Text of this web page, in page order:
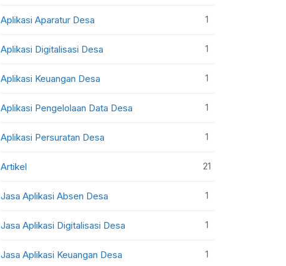
Aplikasi Aparatur Desa 1
Aplikasi Digitalisasi Desa 1
Aplikasi Keuangan Desa 1
Aplikasi Pengelolaan Data Desa 1
Aplikasi Persuratan Desa 1
Artikel 21
Jasa Aplikasi Absen Desa 1
Jasa Aplikasi Digitalisasi Desa 1
Jasa Aplikasi Keuangan Desa 1